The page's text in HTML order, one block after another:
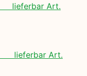
lieferbar Art.
lieferbar Art.